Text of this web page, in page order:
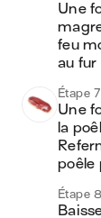
Une
feu
au fur
Étape 7
Une
la
poêle
Étape 8